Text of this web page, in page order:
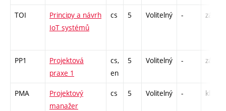
TOI
Principy a návrh
IoT systémů
cs 5 Volitelný - zá,zk
PP1
Projektová
praxe 1
cs,
en
5 Volitelný - zá
PMA
Projektový
manažer
cs 5 Volitelný - kl